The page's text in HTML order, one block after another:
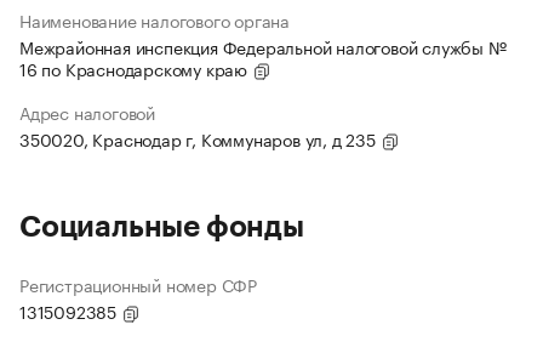
Наименование налогового органа
Межрайонная инспекция Федеральной налоговой службы №
16 по Краснодарскому краю
Адрес налоговой
350020, Краснодар г, Коммунаров ул, д 235
Социальные фонды
Регистрационный номер СФР
1315092385